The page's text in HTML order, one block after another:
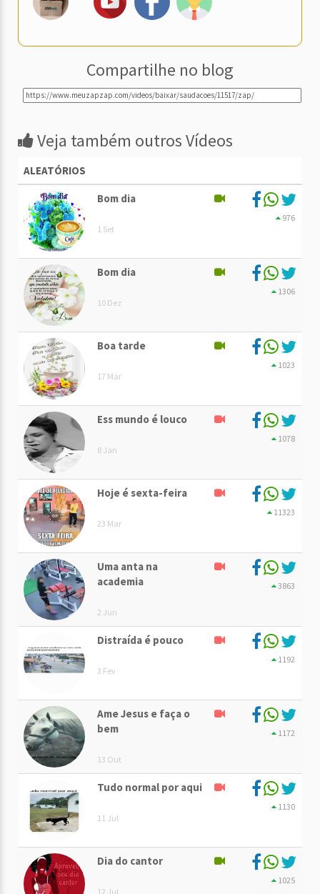
Compartilhe no blog
Veja também outros Vídeos
ALEATÓRIOS
Bom dia
1 Set
976
Bom dia
10 Dez
1306
Boa tarde
17 Mar
1023
Ess mundo é louco
8 Jan
1078
Hoje é sexta-feira
23 Mar
11323
Uma anta na
academia
2 Jun
3863
Distraída é pouco
3 Fev
1192
Ame Jesus e faça o
bem
13 Out
1172
Tudo normal por aqui
11 Jul
1130
Dia do cantor
12 Jul
1025